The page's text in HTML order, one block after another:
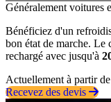
Généralement voitures
Bénéficiez d'un
bon état de marche. Le
rechargé avec jusqu'à
Actuellement à partir
Recevez des devis